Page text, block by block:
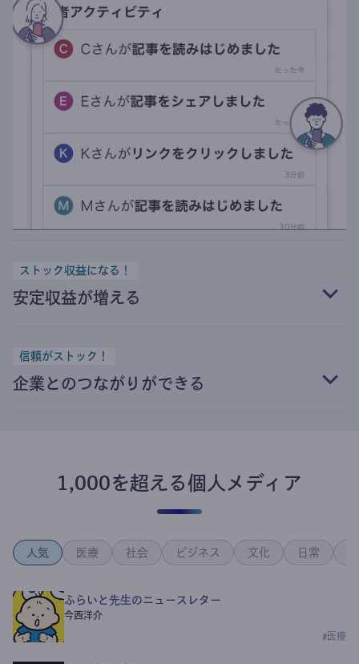
ストック収益になる！
安定収益が増える
信頼がストック！
企業とのつながりができる
1,000を超える個人メディア
人気 医療 社会 ビジネス 文化 日常
ふらいと先生のニュースレター
今西洋介
# 医療